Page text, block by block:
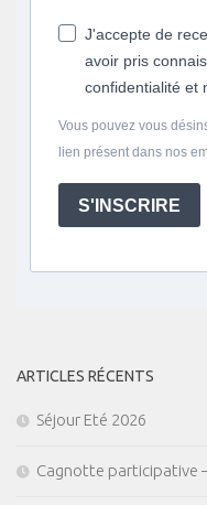
J'accepte de
avoir pris
confidentialité et
Vous pouvez vous
lien présent dans nos
S'INSCRIRE
ARTICLES RÉCENTS
Séjour Eté 2026
Cagnotte participative